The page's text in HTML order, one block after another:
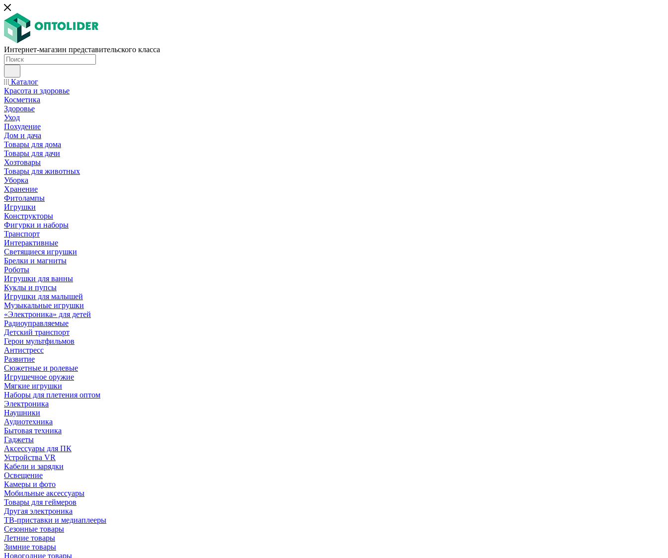
Интернет-магазин представительского класса
Каталог
Красота и здоровье
Косметика
Здоровье
Уход
Похудение
Дом и дача
Товары для дома
Товары для дачи
Хозтовары
Товары для животных
Уборка
Хранение
Фитолампы
Игрушки
Конструкторы
Фигурки и наборы
Транспорт
Интерактивные
Светящиеся игрушки
Брелки и магниты
Роботы
Игрушки для ванны
Куклы и пупсы
Игрушки для малышей
Музыкальные игрушки
«Электроника» для детей
Радиоуправляемые
Детский транспорт
Герои мультфильмов
Антистресс
Развитие
Сюжетные и ролевые
Игрушечное оружие
Мягкие игрушки
Наборы для плетения оптом
Электроника
Наушники
Аудиотехника
Бытовая техника
Гаджеты
Аксессуары для ПК
Устройства VR
Кабели и зарядки
Освещение
Камеры и фото
Мобильные аксессуары
Товары для геймеров
Другая электроника
ТВ-приставки и медиаплееры
Сезонные товары
Летние товары
Зимние товары
Новогодние товары